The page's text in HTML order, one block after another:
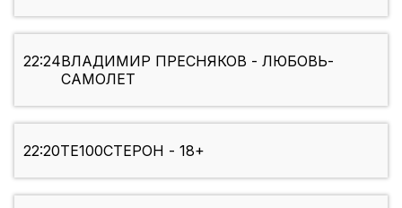
22:24ВЛАДИМИР ПРЕСНЯКОВ - ЛЮБОВЬ-
САМОЛЕТ
22:20ТЕ100СТЕРОН - 18+